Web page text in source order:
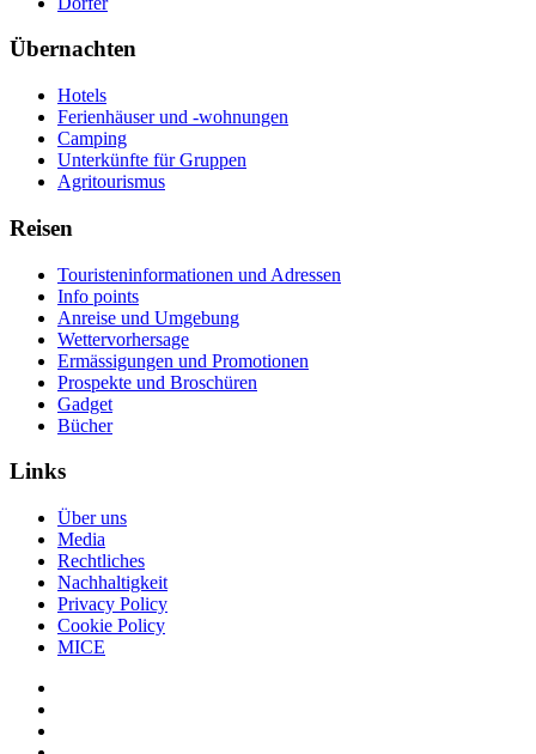
Übernachten
Hotels
Ferienhäuser und -wohnungen
Camping
Unterkünfte für Gruppen
Agritourismus
Reisen
Touristeninformationen und Adressen
Info points
Anreise und Umgebung
Wettervorhersage
Ermässigungen und Promotionen
Prospekte und Broschüren
Gadget
Bücher
Links
Über uns
Media
Rechtliches
Nachhaltigkeit
Privacy Policy
Cookie Policy
MICE